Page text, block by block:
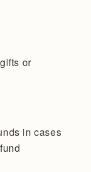
or
in cases